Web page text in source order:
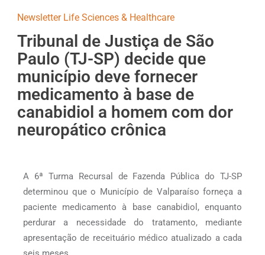
Newsletter Life Sciences & Healthcare
Tribunal de Justiça de São
Paulo (TJ-SP) decide que
município deve fornecer
medicamento à base de
canabidiol a homem com dor
neuropático crônica
A 6ª Turma Recursal de Fazenda Pública do TJ-SP
determinou que o Município de Valparaíso forneça a
paciente medicamento à base canabidiol, enquanto
perdurar a necessidade do tratamento, mediante
apresentação de receituário médico atualizado a cada